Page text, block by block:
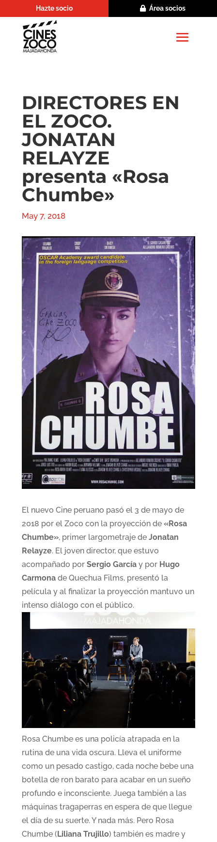
Hazte socio Área socios
DIRECTORES EN
EL ZOCO.
JONATAN
RELAYZE
presenta «Rosa
Chumbe»
May 7, 2018
El nuevo Cine peruano pasó el 3 de mayo de
2018 por el Zoco con la proyección de «Rosa
Chumbe», primer largometraje de Jonatan
Relayze. El joven director, que estuvo
acompañado por Sergio Garcíay por Hugo
Carmonade Quechua Films, presentó la
película y al finalizar la proyección mantuvo un
intenso diálogo con el público.
Rosa Chumbe es una policía atrapada en la
rutina de una vida oscura. Lleva el uniforme
como un pesado castigo, cada noche bebe una
botella de ron barato para acabar en un sueño
profundo e inconsciente. Juega también a las
máquinas tragaperras en espera de que llegue
el día de su suerte. Y nada más. Pero Rosa
Chumbe (Liliana Trujillo) también es madre y